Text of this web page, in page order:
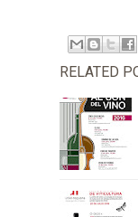
RELATED